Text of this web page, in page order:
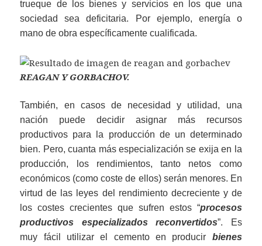
trueque de los bienes y servicios en los que una
sociedad sea deficitaria. Por ejemplo, energía o
mano de obra específicamente cualificada.
REAGAN Y GORBACHOV.
También, en casos de necesidad y utilidad, una
nación puede decidir asignar más recursos
productivos para la producción de un determinado
bien. Pero, cuanta más especialización se exija en la
producción, los rendimientos, tanto netos como
económicos (como coste de ellos) serán menores. En
virtud de las leyes del rendimiento decreciente y de
los costes crecientes que sufren estos “procesos
productivos especializados reconvertidos”. Es
muy fácil utilizar el cemento en producir bienes